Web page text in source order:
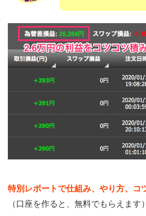
特別レポートで仕組み、やり方、コ
（口座を作ると、無料でもらえます）